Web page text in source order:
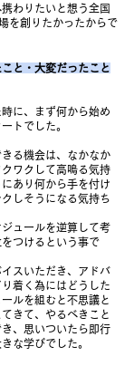
わりたいと想う全国
を創りたかったからで
と・大変だったこと
に、まず何から始め
トでした。
る機会は、なかなか
ワクして高鳴る気持
あり何から手を付け
しそうになる気持ち
ュールを逆算して考
つけるという事で
スいただき、アドバ
着く為にはどうした
ルを組むと不思議と
きて、やるべきこと
、思いついたら即行
な学びでした。